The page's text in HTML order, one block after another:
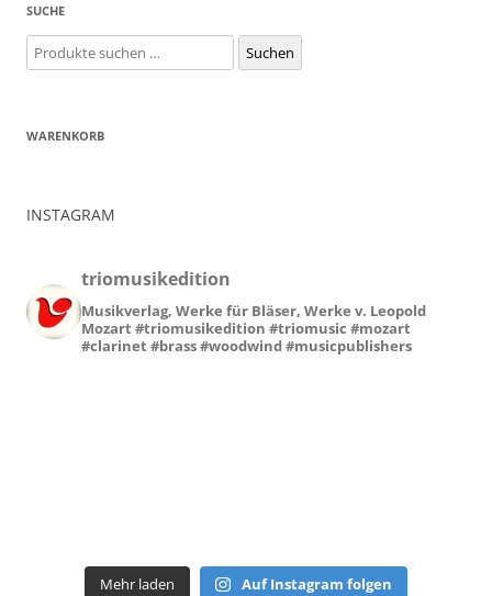
SUCHE
Suchen
nach: Suchen
WARENKORB
INSTAGRAM
triomusikedition
Musikverlag, Werke für Bläser, Werke v. Leopold
Mozart #triomusikedition #triomusic #mozart
#clarinet #brass #woodwind #musicpublishers
Mehr laden Auf Instagram folgen